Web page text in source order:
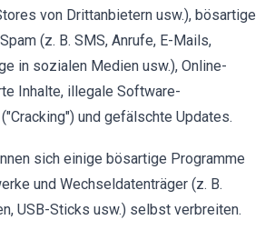
von Drittanbietern usw.), bösartige
(z. B. SMS, Anrufe, E-Mails,
in sozialen Medien usw.), Online-
Inhalte, illegale Software-
und gefälschte Updates.
sich einige bösartige Programme
und Wechseldatenträger (z. B.
USB-Sticks usw.) selbst verbreiten.